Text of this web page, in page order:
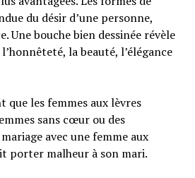
du désir d’une personne,
Une bouche bien dessinée révèle
la beauté, l’élégance
que les femmes aux lèvres
sans cœur ou des
avec une femme aux
porter malheur à son mari.